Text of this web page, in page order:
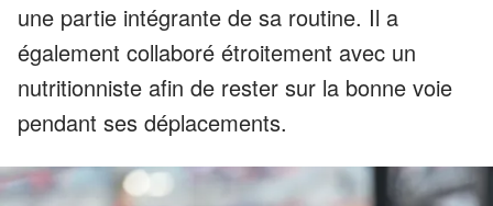
une partie intégrante de sa routine. Il a
également collaboré étroitement avec un
nutritionniste afin de rester sur la bonne voie
pendant ses déplacements.